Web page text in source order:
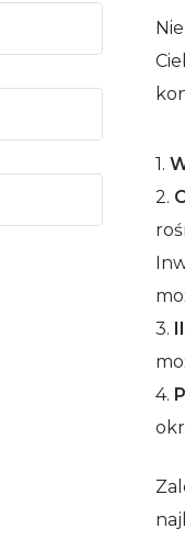
1.
2.
3.
4.